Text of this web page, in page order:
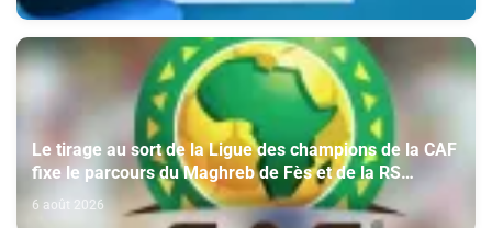
Le tirage au sort de la Ligue des champions de la CAF
fixe le parcours du Maghreb de Fès et de la RS
Berkane
6 août 2026